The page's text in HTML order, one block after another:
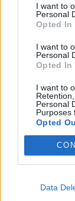
I want to
Personal
Opted In
I want to
Personal
Opted In
I want to
Personal
Purposes
Opted
Data
– Som stil är
Stor mängd
Att få ut lika
klurigt som
kommande
Vilket av
– Jag har en
ett år, är
för mycket
helt perfekt.
lagra, det